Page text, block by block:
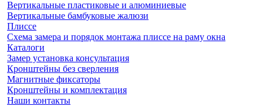
Вертикальные пластиковые и алюминиевые
Вертикальные бамбуковые жалюзи
Плиссе
Схема замера и порядок монтажа плиссе на раму окна
Каталоги
Замер установка консультация
Кронштейны без сверления
Магнитные фиксаторы
Кронштейны и комплектация
Наши контакты